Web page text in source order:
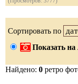
Сортировать по
Показать на
Найдено: 0 ретро